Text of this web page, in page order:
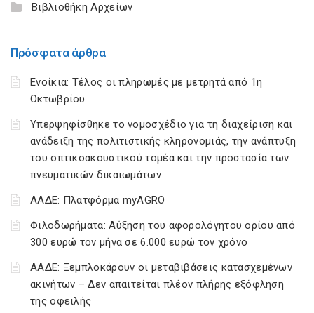
Βιβλιοθήκη Αρχείων
Πρόσφατα άρθρα
Ενοίκια: Τέλος οι πληρωμές με μετρητά από 1η
Οκτωβρίου
Υπερψηφίσθηκε το νομοσχέδιο για τη διαχείριση και
ανάδειξη της πολιτιστικής κληρονομιάς, την ανάπτυξη
του οπτικοακουστικού τομέα και την προστασία των
πνευματικών δικαιωμάτων
ΑΑΔΕ: Πλατφόρμα myAGRO
Φιλοδωρήματα: Αύξηση του αφορολόγητου ορίου από
300 ευρώ τον μήνα σε 6.000 ευρώ τον χρόνο
ΑΑΔΕ: Ξεμπλοκάρουν οι μεταβιβάσεις κατασχεμένων
ακινήτων – Δεν απαιτείται πλέον πλήρης εξόφληση
της οφειλής